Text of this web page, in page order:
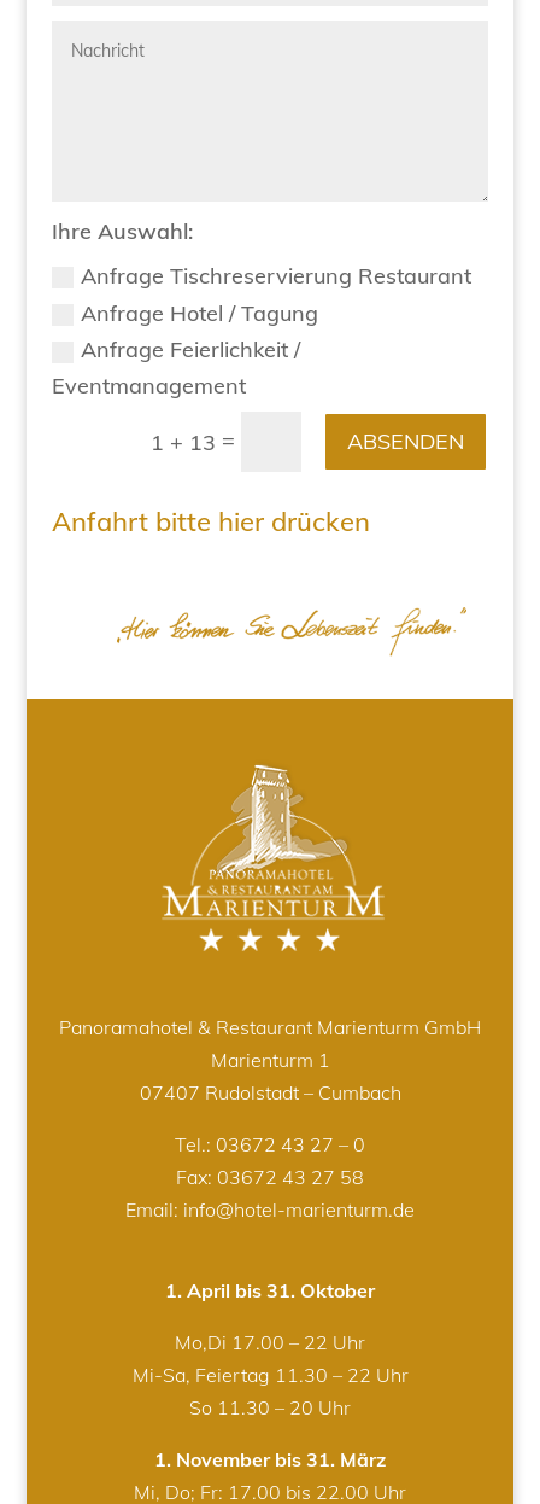
Ihre Auswahl:
Anfrage Tischreservierung Restaurant
Anfrage Hotel / Tagung
Anfrage Feierlichkeit /
Eventmanagement
1 + 13 = ABSENDEN
Anfahrt bitte hier drücken
Panoramahotel & Restaurant Marienturm GmbH
Marienturm 1
07407 Rudolstadt – Cumbach
Tel.: 03672 43 27 – 0
Fax: 03672 43 27 58
Email: info@hotel-marienturm.de
1. April bis 31. Oktober
Mo,Di 17.00 – 22 Uhr
Mi-Sa, Feiertag 11.30 – 22 Uhr
So 11.30 – 20 Uhr
1. November bis 31. März
Mi, Do; Fr: 17.00 bis 22.00 Uhr